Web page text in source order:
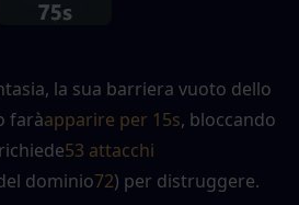
la sua barriera vuoto dello
faràapparire per 15s, bloccando
53 attacchi
dominio72) per distruggere.